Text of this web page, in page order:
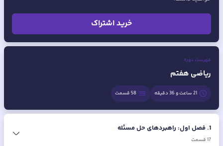
خرید اشتراک
فهرست دوره
ریاضی هفتم
21 ساعت و 36 دقیقه 58قسمت
1
. فصل اول: راهبردهای حل مسئله
17قسمت